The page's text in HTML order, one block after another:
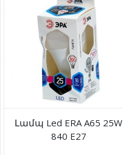
Լամպ Led ERA A65 25W
840 E27